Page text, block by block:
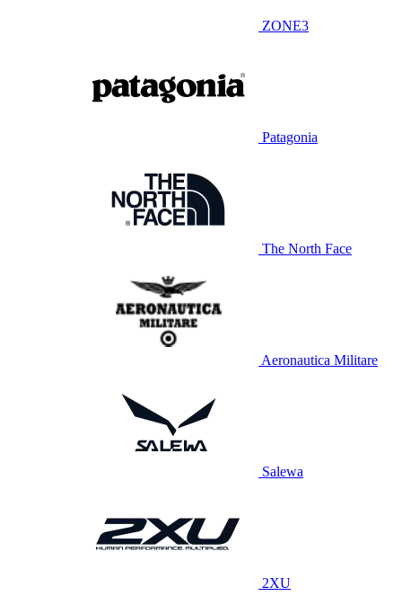
ZONE3
Patagonia
The North Face
Aeronautica Militare
Salewa
2XU